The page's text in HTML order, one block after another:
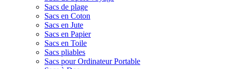
Sacs de plage
Sacs en Coton
Sacs en Jute
Sacs en Papier
Sacs en Toile
Sacs pliables
Sacs pour Ordinateur Portable